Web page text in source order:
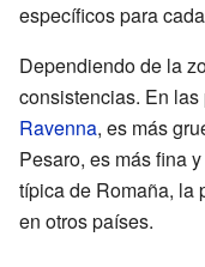
específicos para
Dependiendo de la
consistencias. En
Ravenna, es más
Pesaro, es más fina
típica de Romaña, la
en otros países.